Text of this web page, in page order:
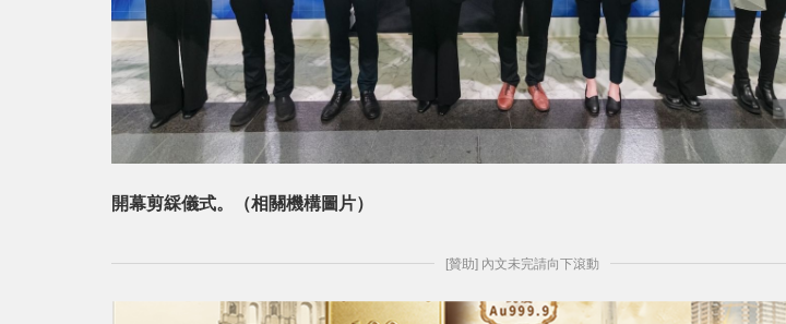
開幕剪綵儀式。（相關機構圖片）
[贊助] 內文未完請向下滾動